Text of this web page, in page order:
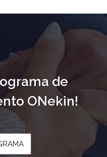
de
ONekin!